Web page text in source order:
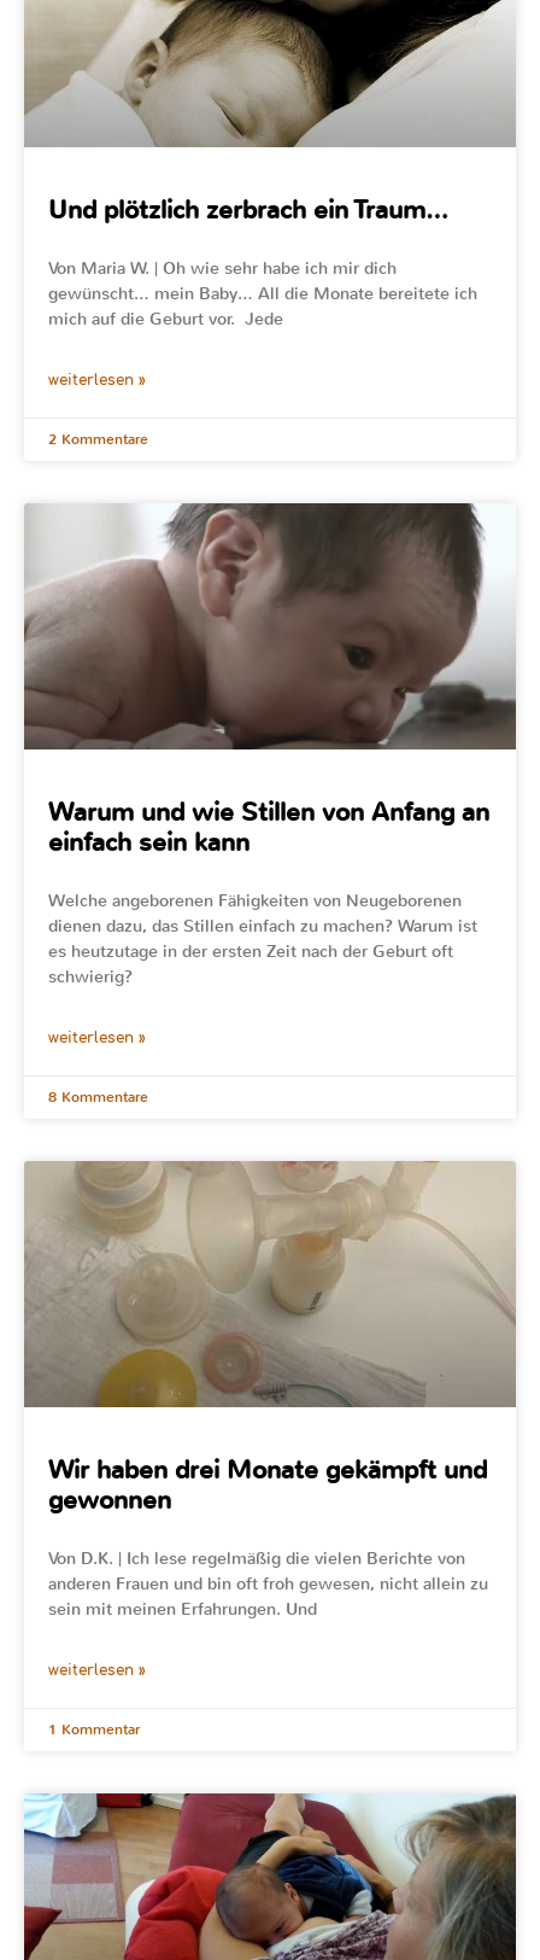
Und plötzlich zerbrach ein Traum…
Von Maria W. | Oh wie sehr habe ich mir dich
gewünscht… mein Baby… All die Monate bereitete ich
mich auf die Geburt vor. Jede
weiterlesen »
2 Kommentare
Warum und wie Stillen von Anfang an
einfach sein kann
Welche angeborenen Fähigkeiten von Neugeborenen
dienen dazu, das Stillen einfach zu machen? Warum ist
es heutzutage in der ersten Zeit nach der Geburt oft
schwierig?
weiterlesen »
8 Kommentare
Wir haben drei Monate gekämpft und
gewonnen
Von D.K. | Ich lese regelmäßig die vielen Berichte von
anderen Frauen und bin oft froh gewesen, nicht allein zu
sein mit meinen Erfahrungen. Und
weiterlesen »
1 Kommentar